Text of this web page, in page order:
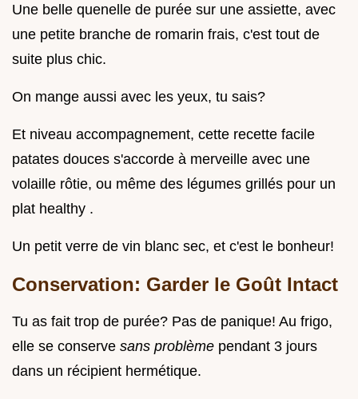
Une belle quenelle de purée sur une assiette, avec
une petite branche de romarin frais, c'est tout de
suite plus chic.
On mange aussi avec les yeux, tu sais?
Et niveau accompagnement, cette recette facile
patates douces s'accorde à merveille avec une
volaille rôtie, ou même des légumes grillés pour un
plat healthy .
Un petit verre de vin blanc sec, et c'est le bonheur!
Conservation: Garder le Goût Intact
Tu as fait trop de purée? Pas de panique! Au frigo,
elle se conserve sans problème pendant 3 jours
dans un récipient hermétique.